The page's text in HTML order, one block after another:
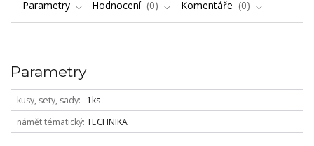
Parametry Hodnocení 0 Komentáře 0
Parametry
kusy, sety, sady
1ks
námět tématický TECHNIKA